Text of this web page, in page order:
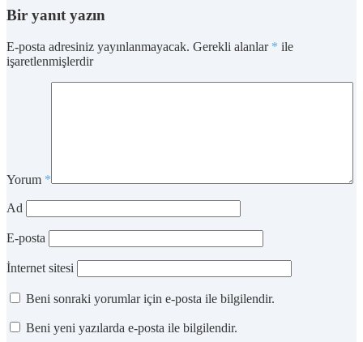
Bir yanıt yazın
E-posta adresiniz yayınlanmayacak. Gerekli alanlar * ile
işaretlenmişlerdir
Yorum *
Ad
E-posta
İnternet sitesi
Beni sonraki yorumlar için e-posta ile bilgilendir.
Beni yeni yazılarda e-posta ile bilgilendir.